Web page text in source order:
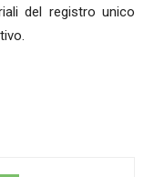
del registro unico